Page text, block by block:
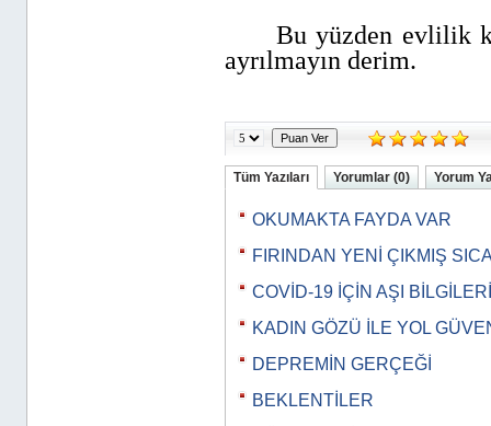
Bu yüzden evlilik
ayrılmayın derim.
Tüm Yazıları Yorumlar (0) Yorum
OKUMAKTA FAYDA VAR
FIRINDAN YENİ ÇIKMIŞ
COVİD-19 İÇİN AŞI BİLGİLERİ
KADIN GÖZÜ İLE YOL
DEPREMİN GERÇEĞİ
BEKLENTİLER